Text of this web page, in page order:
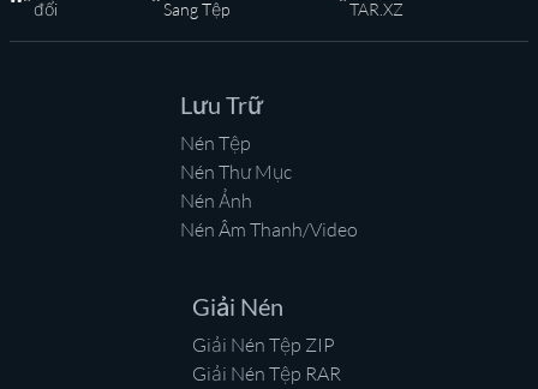
Trang Chủ
đổi
Sang Tệp
TAR.XZ
Lưu Trữ
Nén Tệp
Nén Thư Mục
Nén Ảnh
Nén Âm Thanh/Video
Giải Nén
Giải Nén Tệp ZIP
Giải Nén Tệp RAR